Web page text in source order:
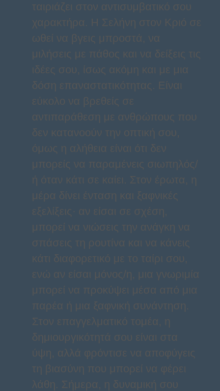
ταιριάζει στον αντισυμβατικό σου
χαρακτήρα. Η Σελήνη στον Κριό σε
ωθεί να βγεις μπροστά, να
μιλήσεις με πάθος και να δείξεις τις
ιδέες σου, ίσως ακόμη και με μια
δόση επαναστατικότητας. Είναι
εύκολο να βρεθείς σε
αντιπαράθεση με ανθρώπους που
δεν κατανοούν την οπτική σου,
όμως η αλήθεια είναι ότι δεν
μπορείς να παραμένεις σιωπηλός/
ή όταν κάτι σε καίει. Στον έρωτα, η
μέρα δίνει ένταση και ξαφνικές
εξελίξεις· αν είσαι σε σχέση,
μπορεί να νιώσεις την ανάγκη να
σπάσεις τη ρουτίνα και να κάνεις
κάτι διαφορετικό με το ταίρι σου,
ενώ αν είσαι μόνος/η, μια γνωριμία
μπορεί να προκύψει μέσα από μια
παρέα ή μια ξαφνική συνάντηση.
Στον επαγγελματικό τομέα, η
δημιουργικότητά σου είναι στα
ύψη, αλλά φρόντισε να αποφύγεις
τη βιασύνη που μπορεί να φέρει
λάθη. Σήμερα, η δυναμική σου